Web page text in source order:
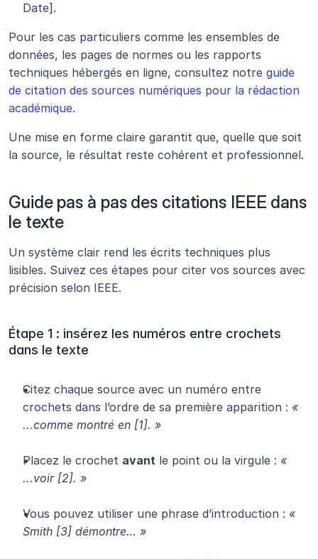
Date].
Pour les cas particuliers comme les ensembles de
données, les pages de normes ou les rapports
techniques hébergés en ligne, consultez notre guide
de citation des sources numériques pour la rédaction
académique.
Une mise en forme claire garantit que, quelle que soit
la source, le résultat reste cohérent et professionnel.
Guide pas à pas des citations IEEE dans
le texte
Un système clair rend les écrits techniques plus
lisibles. Suivez ces étapes pour citer vos sources avec
précision selon IEEE.
Étape 1 : insérez les numéros entre crochets
dans le texte
Citez chaque source avec un numéro entre
crochets dans l’ordre de sa première apparition : «
...comme montré en [1]. »
Placez le crochet avant le point ou la virgule : «
...voir [2]. »
Vous pouvez utiliser une phrase d’introduction : «
Smith [3] démontre… »